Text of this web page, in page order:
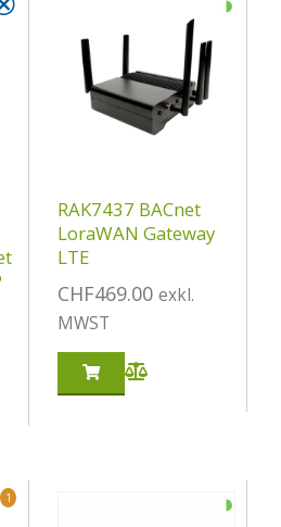
RAK7437 BACnet
LoraWAN Gateway
LTE
CHF469.00 exkl.
MWST
1 ◑